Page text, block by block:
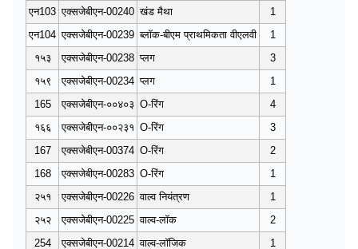
एन103 एक्सजेबीएन-00240 खंड मैथा
1
एन104 एक्सजेबीएन-00239 ब्लॉक-बीएम प्राथमिकता वीएलवी
1
१५३
एक्सजेबीएन-00238 प्लग
3
१५९
एक्सजेबीएन-00234 प्लग
1
165
एक्सजेबीएन-००४०३ O-रिंग
4
१६६
एक्सजेबीएन-००२३१ O-रिंग
3
167
एक्सजेबीएन-00374 O-रिंग
2
168
एक्सजेबीएन-00283 O-रिंग
1
२५१
एक्सजेबीएन-00226 वाल्व नियंत्रण
1
२५२
एक्सजेबीएन-00225 वाल्व-लॉक
2
254
एक्सजेबीएन-00214 वाल्व-लॉजिक 1